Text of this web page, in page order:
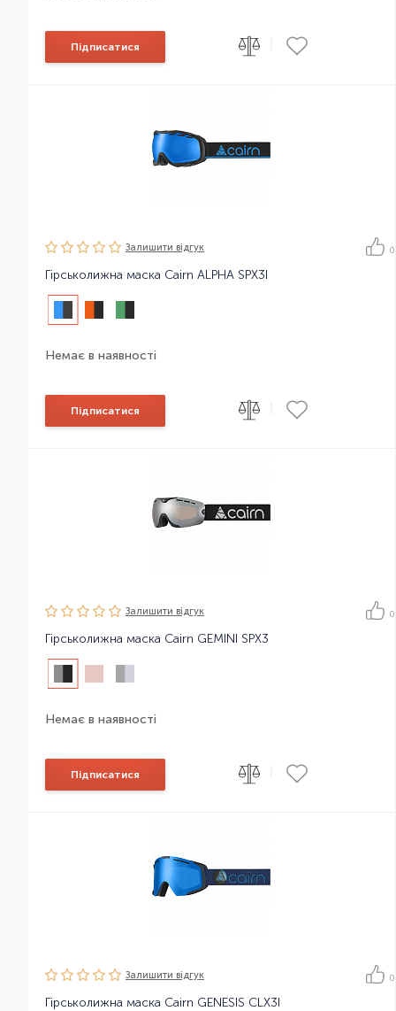
Підписатися
Залишити вiдгук 0
Гірськолижна маска Cairn ALPHA SPX3I
Немає в наявності
Підписатися
Залишити вiдгук 0
Гірськолижна маска Cairn GEMINI SPX3
Немає в наявності
Підписатися
Залишити вiдгук 0
Гірськолижна маска Cairn GENESIS CLX3I